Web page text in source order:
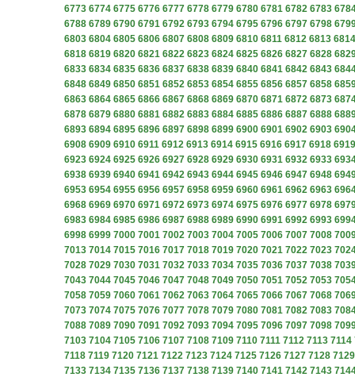
6773 6774 6775 6776 6777 6778 6779 6780 6781 6782 6783
6788 6789 6790 6791 6792 6793 6794 6795 6796 6797 6798
6803 6804 6805 6806 6807 6808 6809 6810 6811 6812 6813 6814
6818 6819 6820 6821 6822 6823 6824 6825 6826 6827 6828
6833 6834 6835 6836 6837 6838 6839 6840 6841 6842 6843
6848 6849 6850 6851 6852 6853 6854 6855 6856 6857 6858
6863 6864 6865 6866 6867 6868 6869 6870 6871 6872 6873
6878 6879 6880 6881 6882 6883 6884 6885 6886 6887 6888
6893 6894 6895 6896 6897 6898 6899 6900 6901 6902 6903
6908 6909 6910 6911 6912 6913 6914 6915 6916 6917 6918 6919
6923 6924 6925 6926 6927 6928 6929 6930 6931 6932 6933
6938 6939 6940 6941 6942 6943 6944 6945 6946 6947 6948
6953 6954 6955 6956 6957 6958 6959 6960 6961 6962 6963
6968 6969 6970 6971 6972 6973 6974 6975 6976 6977 6978
6983 6984 6985 6986 6987 6988 6989 6990 6991 6992 6993
6998 6999 7000 7001 7002 7003 7004 7005 7006 7007 7008
7013 7014 7015 7016 7017 7018 7019 7020 7021 7022 7023
7028 7029 7030 7031 7032 7033 7034 7035 7036 7037 7038
7043 7044 7045 7046 7047 7048 7049 7050 7051 7052 7053
7058 7059 7060 7061 7062 7063 7064 7065 7066 7067 7068
7073 7074 7075 7076 7077 7078 7079 7080 7081 7082 7083
7088 7089 7090 7091 7092 7093 7094 7095 7096 7097 7098
7103 7104 7105 7106 7107 7108 7109 7110 7111 7112 7113 7114
7118 7119 7120 7121 7122 7123 7124 7125 7126 7127 7128 7129
7133 7134 7135 7136 7137 7138 7139 7140 7141 7142 7143